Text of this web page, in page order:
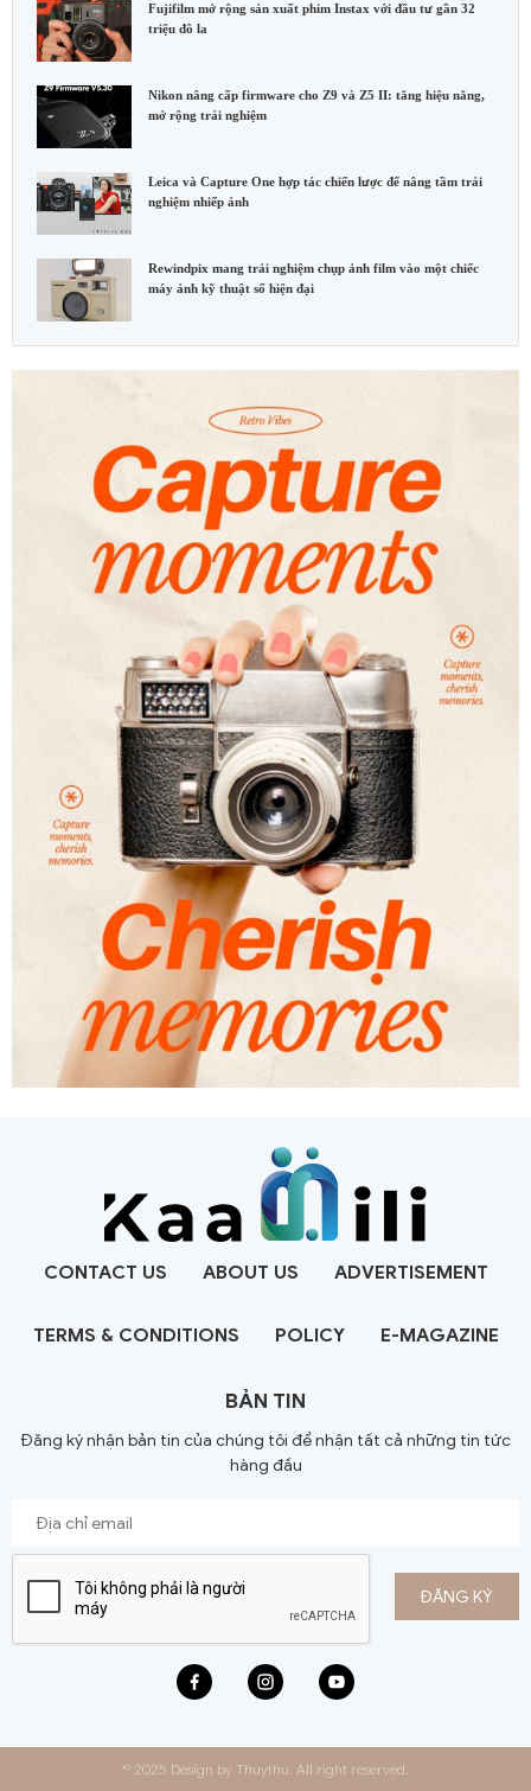
Fujifilm mở rộng sản xuất phim Instax với đầu tư gần 32
triệu đô la
Nikon nâng cấp firmware cho Z9 và Z5 II: tăng hiệu năng,
mở rộng trải nghiệm
Leica và Capture One hợp tác chiến lược để nâng tầm trải
nghiệm nhiếp ảnh
Rewindpix mang trải nghiệm chụp ảnh film vào một chiếc
máy ảnh kỹ thuật số hiện đại
CONTACT US ABOUT US ADVERTISEMENT
TERMS & CONDITIONS POLICY E-MAGAZINE
BẢN TIN
Đăng ký nhận bản tin của chúng tôi để nhận tất cả những tin tức
hàng đầu
© 2025 Design by Thuythu. All right reserved.